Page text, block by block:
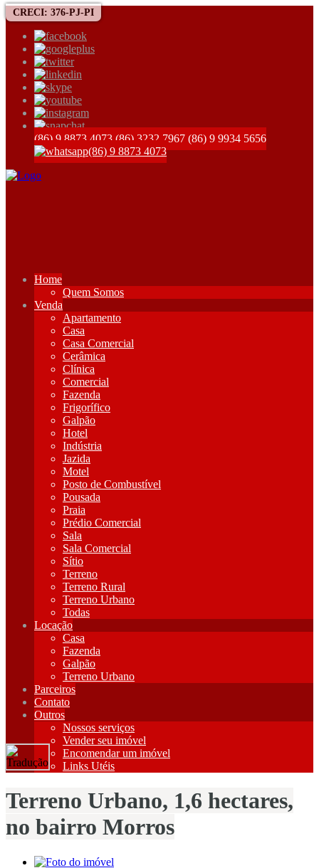
CRECI: 376-PJ-PI
(86) 9 8873 4073 (86) 3232 7967 (86) 9 9934 5656
(86) 9 8873 4073
Home
Quem Somos
Venda
Apartamento
Casa
Casa Comercial
Cerâmica
Clínica
Comercial
Fazenda
Frigorífico
Galpão
Hotel
Indústria
Jazida
Motel
Posto de Combustível
Pousada
Praia
Prédio Comercial
Sala
Sala Comercial
Sítio
Terreno
Terreno Rural
Terreno Urbano
Todas
Locação
Casa
Fazenda
Galpão
Terreno Urbano
Parceiros
Contato
Outros
Nossos serviços
Vender seu imóvel
Encomendar um imóvel
Links Utéis
Terreno Urbano, 1,6 hectares,
no bairro Morros